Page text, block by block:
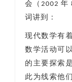
会（2002 年
词讲到：
现代数学有
数学活动可
的主要探索
此为线索他